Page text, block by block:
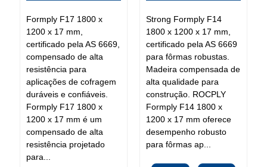
Formply F17 1800 x
1200 x 17 mm,
certificado pela AS 6669,
compensado de alta
resistência para
aplicações de cofragem
duráveis ​​e confiáveis.
Formply F17 1800 x
1200 x 17 mm é um
compensado de alta
resistência projetado
para...
Strong Formply F14
1800 x 1200 x 17 mm,
certificado pela AS 6669
para fôrmas robustas.
Madeira compensada de
alta qualidade para
construção. ROCPLY
Formply F14 1800 x
1200 x 17 mm oferece
desempenho robusto
para fôrmas ap...